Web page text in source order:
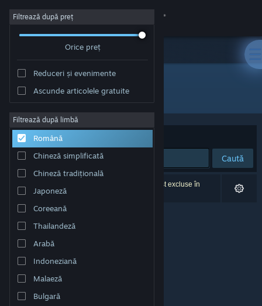
Conectează-te
Despre
Asistență
Schimbă limba
Vezi site în versiunea pentru desktop
Filtrează după preț
Orice preț
Reduceri și evenimente
Ascunde articolele gratuite
Filtrează după limbă
Română
Chineză simplificată
Chineză tradițională
Japoneză
Coreeană
Thailandeză
Arabă
Indoneziană
Malaeză
Bulgară
Dezvoltator: Wavesurf Studio
Sortează după
Caută
0 rezultate corespund căutării tale. 2 titluri au fost excluse în
funcție de preferințele tale.